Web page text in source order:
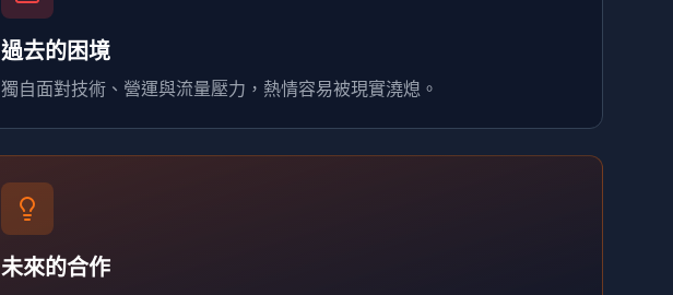
過去的困境
獨自面對技術、營運與流量壓力，熱情容易被現實澆熄。
未來的合作